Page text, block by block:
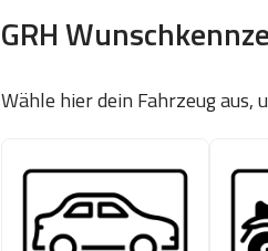
GRH
Wähle hier dein Fahrzeug